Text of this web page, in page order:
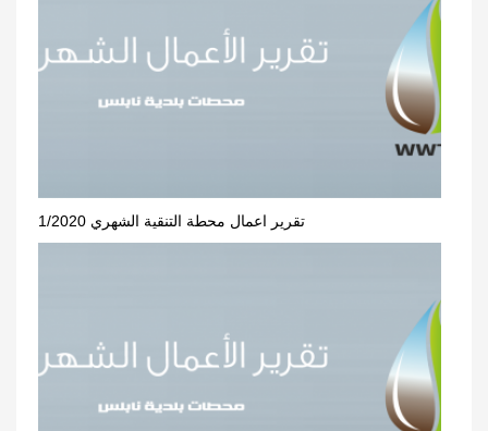
تقرير اعمال محطة التنقية الشهري 1/2020